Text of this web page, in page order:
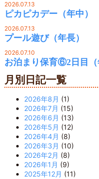
2026.07.13
ピカピカデー（年中）
2026.07.13
プール遊び（年長）
2026.07.10
お泊まり保育⑥2日目（
月別日記一覧
2026年8月 (1)
2026年7月 (15)
2026年6月 (13)
2026年5月 (12)
2026年4月 (8)
2026年3月 (10)
2026年2月 (8)
2026年1月 (9)
2025年12月 (11)